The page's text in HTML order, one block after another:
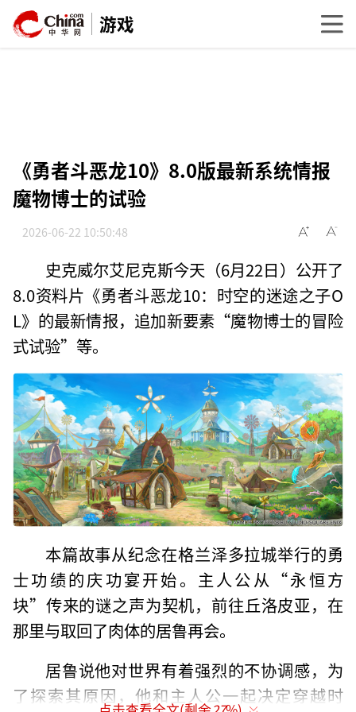
游戏
《勇者斗恶龙10》8.0版最新系统情报
魔物博士的试验
2026-06-22 10:50:48
史克威尔艾尼克斯今天（6月22日）公开了
8.0资料片《勇者斗恶龙10：时空的迷途之子O
L》的最新情报，追加新要素“魔物博士的冒险
式试验”等。
本篇故事从纪念在格兰泽多拉城举行的勇
士功绩的庆功宴开始。主人公从“永恒方
块”传来的谜之声为契机，前往丘洛皮亚，在
那里与取回了肉体的居鲁再会。
居鲁说他对世界有着强烈的不协调感，为
了探索其原因，他和主人公一起决定穿越时